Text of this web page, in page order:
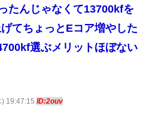
たんじゃなくて13700kfを
てちょっとEコア増やした
選ぶメリットほぼない
19:47:15 ID:2ouv